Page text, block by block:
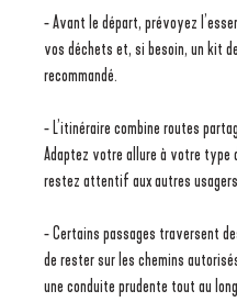
- Avant le départ, prévoyez
vos déchets et, si besoin, un kit
recommandé.
- L’itinéraire combine routes
Adaptez votre allure à votre type
restez attentif aux autres
- Certains passages traversent
de rester sur les chemins
une conduite prudente tout au long